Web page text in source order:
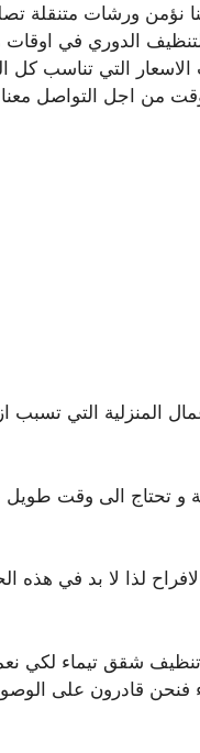
ساعة كما أننا نؤمن
الدوري في
التي تناسب كل
المنزلية التي تسبب
و تحتاج الى وقت
لذا لا بد في
شقق تيماء لكي
فنحن قادرون على